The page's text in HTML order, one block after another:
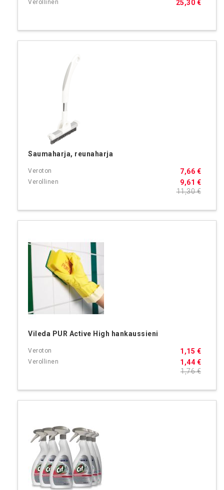
25,30 €
Saumaharja, reunaharja
9,61 €
7,66 €
11,30 €
Vileda PUR Active High hankaussieni
1,44 €
1,15 €
1,76 €